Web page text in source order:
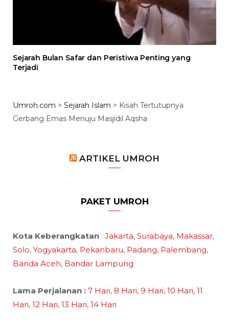
Sejarah Bulan Safar dan Peristiwa Penting yang
Terjadi
Umroh.com > Sejarah Islam > Kisah Tertutupnya
Gerbang Emas Menuju Masjidil Aqsha
ARTIKEL UMROH
PAKET UMROH
Kota Keberangkatan : Jakarta, Surabaya, Makassar,
Solo, Yogyakarta, Pekanbaru, Padang, Palembang,
Banda Aceh, Bandar Lampung
Lama Perjalanan : 7 Hari, 8 Hari, 9 Hari, 10 Hari, 11
Hari, 12 Hari, 13 Hari, 14 Hari